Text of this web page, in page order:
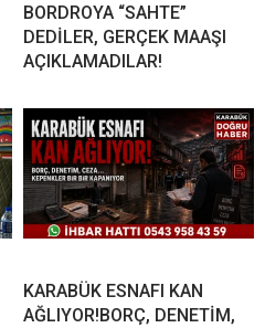
BORDROYA “SAHTE”
DEDİLER, GERÇEK MAAŞI
AÇIKLAMADILAR!
KARABÜK ESNAFI KAN
AĞLIYOR!BORÇ, DENETİM,